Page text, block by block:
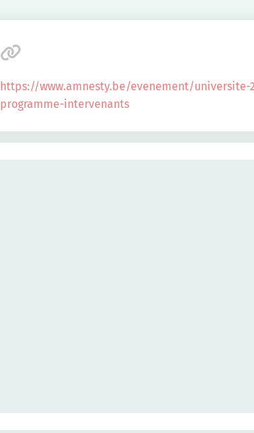
https://www.amnesty.be/evenement/universite-
programme-intervenants